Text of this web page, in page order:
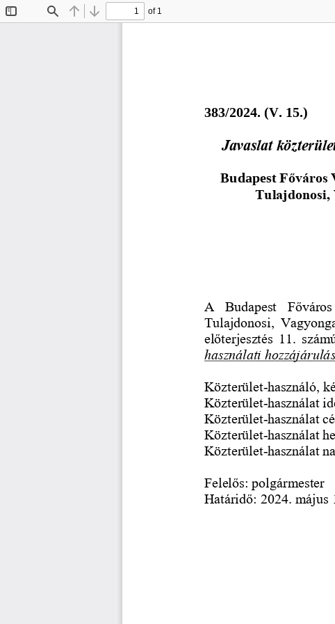
Find Previous
Next
of 1
383/2024. (V. 15.)
Javaslat
Budapest Főváros
Tulajdonosi,
A  Budapest
Tulajdonosi,
előterjesztés  11.
használati
Közterület-használó,
Közterület-használat
Közterület-használat
Közterület-használat
Közterület-használat
Felelős: polgármester
Határidő: 2024. május